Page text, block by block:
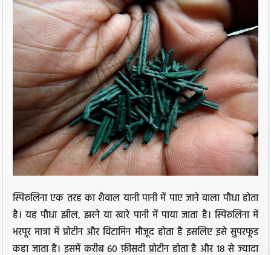
स्पिरुलिना एक तरह का शैवाल यानी पानी में पाए जाने वाला पौधा होता
है। यह पौधा झील, झरने या खारे पानी में पाया जाता है। स्पिरुलिना में
भरपूर मात्रा में प्रोटीन और विटामिन मौजूद होता है इसलिए इसे सुपरफूड
कहा जाता है। इसमें करीब 60 फ़ीसदी प्रोटीन होता है और 18 से ज्यादा